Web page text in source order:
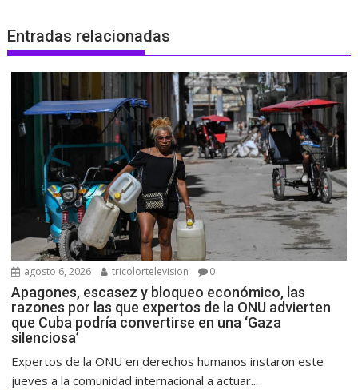
Entradas relacionadas
agosto 6, 2026 tricolortelevision 0
Apagones, escasez y bloqueo económico, las
razones por las que expertos de la ONU advierten
que Cuba podría convertirse en una ‘Gaza
silenciosa’
Expertos de la ONU en derechos humanos instaron este
jueves a la comunidad internacional a actuar...